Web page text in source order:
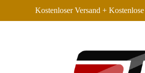
Kostenloser Versand +